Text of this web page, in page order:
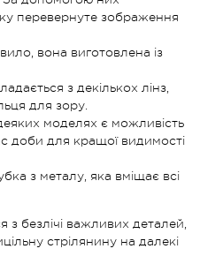
перевернуте зображення
вона виготовлена із
з декількох лінз,
для зору.
моделях є можливість
доби для кращої видимості
з металу, яка вміщає всі
з безлічі важливих деталей,
стрілянину на далекі